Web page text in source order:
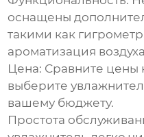
оснащены
такими как
ароматизация
Цена: Сравните цены
выберите
вашему бюджету.
Простота